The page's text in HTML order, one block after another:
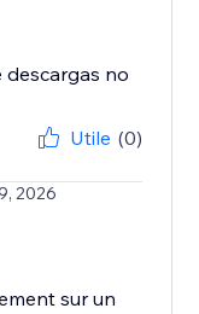
no
Utile (0)
2026
sur un